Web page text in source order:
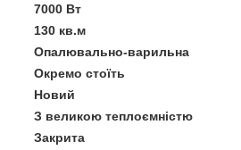
7000 Вт
130 кв.м
Опалювально-варильна
Окремо стоїть
Новий
З великою теплоємністю
Закрита